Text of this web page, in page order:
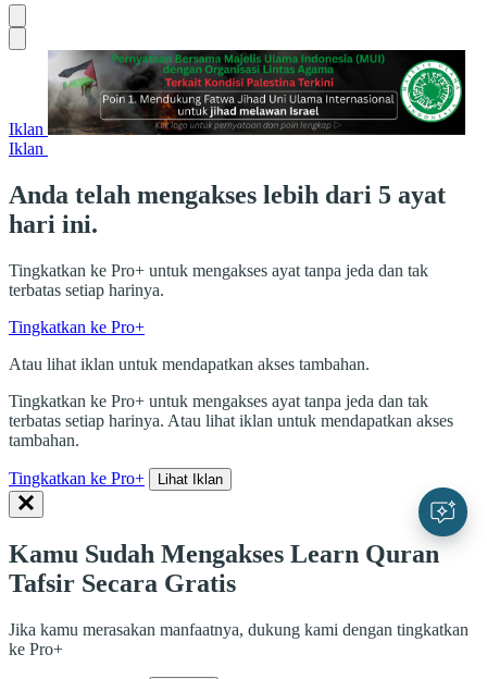
Iklan
Iklan
Anda telah mengakses lebih dari 5 ayat
hari ini.
Tingkatkan ke Pro+ untuk mengakses ayat tanpa jeda dan tak
terbatas setiap harinya.
Tingkatkan ke Pro+
Atau lihat iklan untuk mendapatkan akses tambahan.
Tingkatkan ke Pro+ untuk mengakses ayat tanpa jeda dan tak
terbatas setiap harinya. Atau lihat iklan untuk mendapatkan akses
tambahan.
Tingkatkan ke Pro+ Lihat Iklan
Kamu Sudah Mengakses Learn Quran
Tafsir Secara Gratis
Jika kamu merasakan manfaatnya, dukung kami dengan tingkatkan
ke Pro+